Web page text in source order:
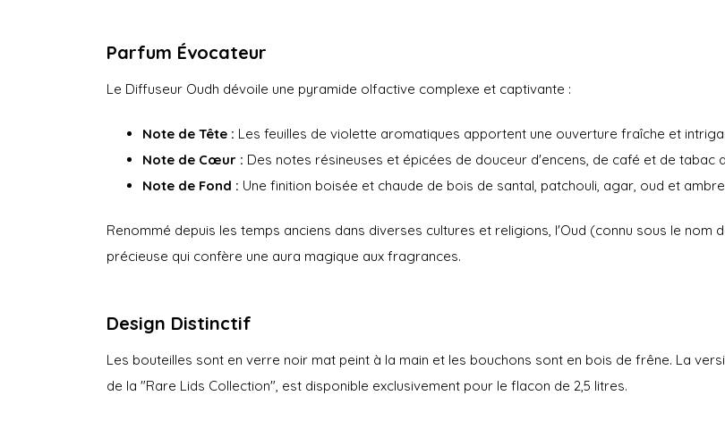
Parfum Évocateur
Le Diffuseur Oudh dévoile une pyramide olfactive complexe et captivante :
Note de Tête : Les feuilles de violette aromatiques apportent une ouverture fraîche et
Note de Cœur : Des notes résineuses et épicées de douceur d'encens, de café et de tabac
Note de Fond : Une finition boisée et chaude de bois de santal, patchouli, agar, oud et
Renommé depuis les temps anciens dans diverses cultures et religions, l'Oud (connu sous le nom
précieuse qui confère une aura magique aux fragrances.
Design Distinctif
Les bouteilles sont en verre noir mat peint à la main et les bouchons sont en bois de frêne. La
de la "Rare Lids Collection", est disponible exclusivement pour le flacon de 2,5 litres.